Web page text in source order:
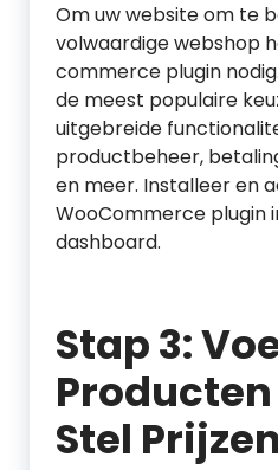
Om uw website om te
volwaardige webshop
commerce plugin
de meest populaire
uitgebreide
productbeheer,
en meer. Installeer en
WooCommerce plugin
dashboard.
Stap 3:
Producten
Stel